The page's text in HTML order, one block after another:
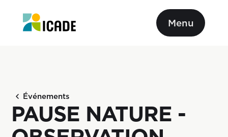
Menu
Événements
PAUSE NATURE -